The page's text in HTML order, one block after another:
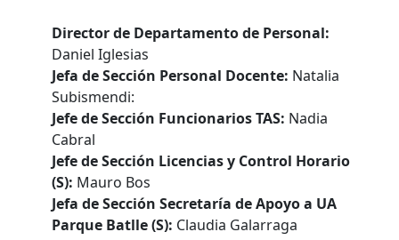
Director de Departamento de Personal:
Daniel Iglesias
Jefa de Sección Personal Docente: Natalia
Subismendi:
Jefe de Sección Funcionarios TAS: Nadia
Cabral
Jefe de Sección Licencias y Control Horario
(S): Mauro Bos
Jefa de Sección Secretaría de Apoyo a UA
Parque Batlle (S): Claudia Galarraga